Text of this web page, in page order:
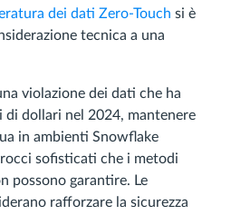
dei dati Zero-Touch si è
tecnica a una
violazione dei dati che ha
di dollari nel 2024, mantenere
in ambienti Snowflake
sofisticati che i metodi
possono garantire. Le
rafforzare la sicurezza